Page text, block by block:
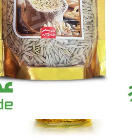
روغن زیتون
روغن دست ساز ROYAL
روغن دست ساز ROYAL
همه دسته بندی های روغن های گیاهی